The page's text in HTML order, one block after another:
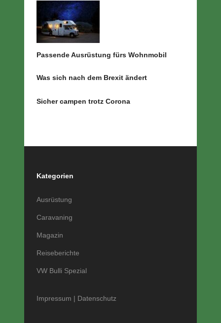
Passende Ausrüstung fürs Wohnmobil
Was sich nach dem Brexit ändert
Sicher campen trotz Corona
Kategorien
Ausrüstung
Caravaning
Magazin
Reiseberichte
VW Bulli Spezial
Impressum | Datenschutz